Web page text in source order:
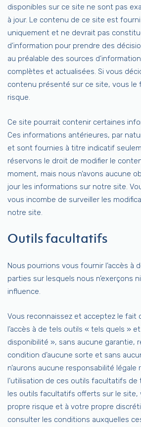
disponibles sur ce site ne sont pas
à jour. Le contenu de ce site est
uniquement et ne devrait pas
d’information pour prendre des
au préalable des sources
complètes et actualisées. Si vous
contenu présenté sur ce site, vous le
risque.
Ce site pourrait contenir certaines
Ces informations antérieures, par
et sont fournies à titre indicatif
réservons le droit de modifier le
moment, mais nous n’avons aucune
jour les informations sur notre site.
vous incombe de surveiller les
notre site.
Outils facultatifs
Nous pourrions vous fournir l’accès à
parties sur lesquels nous n’exerçons
influence.
Vous reconnaissez et acceptez le fait
l’accès à de tels outils « tels quels »
disponibilité », sans aucune garantie,
condition d’aucune sorte et sans
n’aurons aucune responsabilité
l’utilisation de ces outils facultatifs de
les outils facultatifs offerts sur le site,
propre risque et à votre propre
consulter les conditions auxquelles